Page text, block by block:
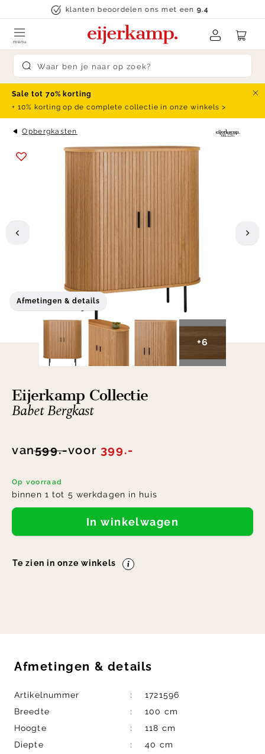
Skip to contentklanten beoordelen ons met een9.4
Submit search
menu
Sale tot 70% korting
+ 10% korting op de complete collectie in onze winkels >
Opbergkasten
Afmetingen & details
+6
Eijerkamp Collectie
Babet Bergkast
van599.-voor 399.-
Op voorraad
binnen 1 tot 5 werkdagen in huis
In winkelwagen
Te zien in onze winkels
Afmetingen & details
Artikelnummer
1721596
Breedte
100 cm
Hoogte
118 cm
Diepte
40 cm